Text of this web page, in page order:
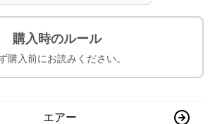
購入時のルール
購入前にお読みください。
エアー